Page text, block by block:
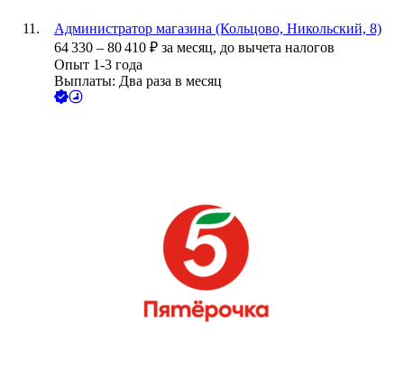
Администратор магазина (Кольцово, Никольский, 8)
64 330 – 80 410 ₽ за месяц, до вычета налогов
Опыт 1-3 года
Выплаты: Два раза в месяц